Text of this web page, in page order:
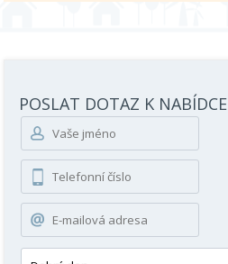
POSLAT DOTAZ K NABÍDCE